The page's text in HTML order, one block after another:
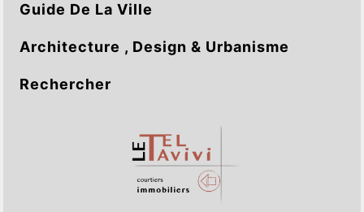
Guide De La Ville
Architecture , Design & Urbanisme
Rechercher